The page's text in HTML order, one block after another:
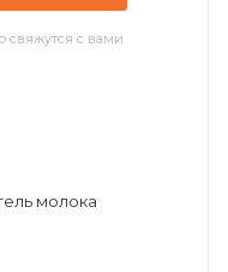
свяжутся с вами
молока